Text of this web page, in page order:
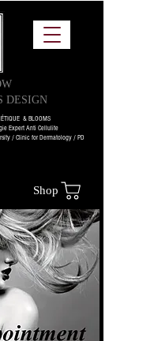
DESIGN
Shop
& BLOOMS
Expert Anti Cellulite
/ Clinic for Dermatology / PD